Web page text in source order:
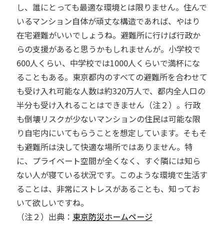
し、誰にとっても最適な環境とは限りません。住んで
いるマンション自体が頑丈な構造であれば、やはり
在宅避難がいいでしょうね。避難所に行けば行政か
らの支援があると思うかもしれませんが。小学校で
600人くらい、中学校では1000人くらいで満杯にな
ることもある。東京都内のすべての避難所を合わせて
も受け入れ可能な人数は約320万人で、都内全人口の
半分も受け入れることはできません（注２）。行政
も倒壊リスクが少ないマンションの住民は可能な限
り自宅内にいてもらうことを想定しています。そもそ
も避難所は決して快適な場所ではありません。特
に、プライベート空間が全くなく、すぐ隣には知ら
ない人が寝ている状況です。このような環境で生活す
ることは、非常にストレスがあることも、知ってお
いて欲しいですね。
（注２）出典： 東京防災ホームページ